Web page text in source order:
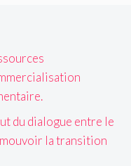
du dialogue entre le
la transition